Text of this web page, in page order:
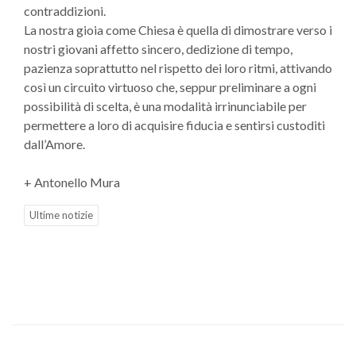
contraddizioni.
La nostra gioia come Chiesa è quella di dimostrare verso i
nostri giovani affetto sincero, dedizione di tempo,
pazienza soprattutto nel rispetto dei loro ritmi, attivando
così un circuito virtuoso che, seppur preliminare a ogni
possibilità di scelta, è una modalità irrinunciabile per
permettere a loro di acquisire fiducia e sentirsi custoditi
dall’Amore.
+ Antonello Mura
Ultime notizie